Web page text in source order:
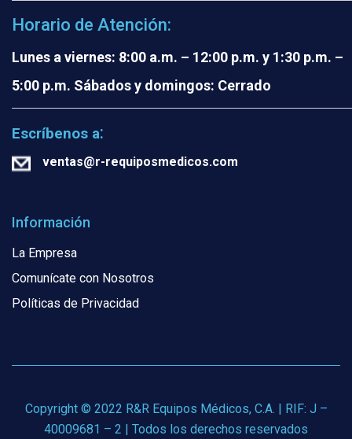
Horario de Atención:
Lunes a viernes: 8:00 a.m. – 12:00 p.m. y 1:30 p.m. –
5:00 p.m. Sábados y domingos: Cerrado
Escríbenos a:
ventas@r-requiposmedicos.com
Información
La Empresa
Comunícate con Nosotros
Políticas de Privacidad
Copyright © 2022 R&R Equipos Médicos, C.A. | RIF: J –
40009681 – 2 | Todos los derechos reservados